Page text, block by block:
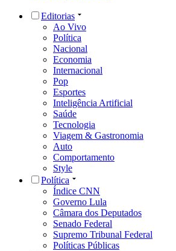
Editorias
Ao Vivo
Política
Nacional
Economia
Internacional
Pop
Esportes
Inteligência Artificial
Saúde
Tecnologia
Viagem & Gastronomia
Auto
Comportamento
Style
Política
Índice CNN
Governo Lula
Câmara dos Deputados
Senado Federal
Supremo Tribunal Federal
Políticas Públicas